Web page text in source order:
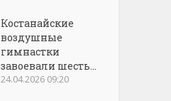
Костанайские
воздушные
гимнастки
завоевали шесть...
24.04.2026 09:20